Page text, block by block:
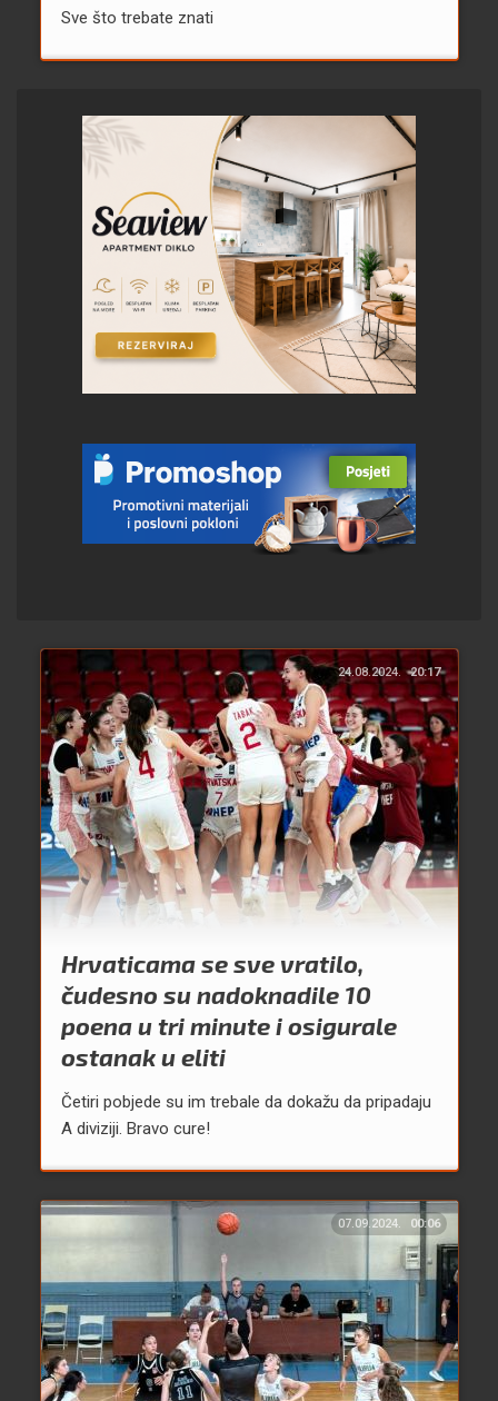
Sve što trebate znati
24.08.2024. 20:17
Hrvaticama se sve vratilo,
čudesno su nadoknadile 10
poena u tri minute i osigurale
ostanak u eliti
Četiri pobjede su im trebale da dokažu da pripadaju
A diviziji. Bravo cure!
07.09.2024. 00:06